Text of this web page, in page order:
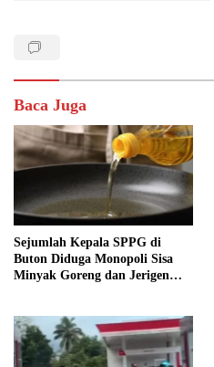
Baca Juga
Sejumlah Kepala SPPG di
Buton Diduga Monopoli Sisa
Minyak Goreng dan Jerigen